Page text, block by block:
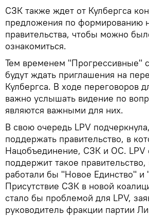
СЗК также ждет от Кулбергса
предложения по формированию
правительства, чтобы можно
ознакомиться.
Тем временем "Прогрессивные"
будут ждать приглашения на
Кулбергса. В ходе переговоров
важно услышать видение по
являются важными для них.
В свою очередь LPV
поддержать правительство, в
Нацобъединение, СЗК и ОС. LPV
поддержит такое
работали бы "Новое Единство"
Присутствие СЗК в новой
стало бы проблемой для LPV,
руководитель фракции партии